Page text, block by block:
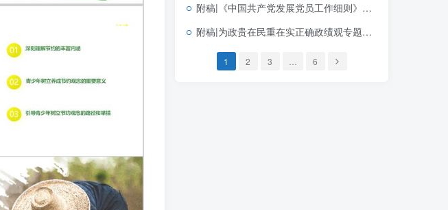
附稿|《中国共产党发展党员工作细则》解读2026年支部微党课ppt模板
附稿|为政贵在民重在实正确政绩观专题宣讲PPT
1 2 3 6